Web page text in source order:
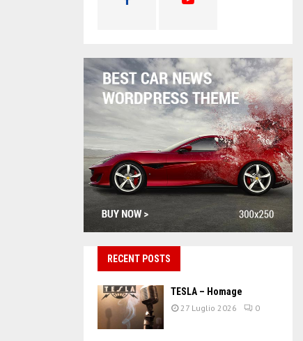
RECENT POSTS
TESLA – Homage
27 Luglio 2026 0